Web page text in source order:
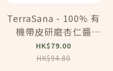
TerraSana - 100% 有
機帶皮研磨杏仁醬
(250g) (12621)
HK$79.00
HK$94.80